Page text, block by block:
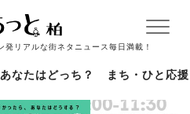
リアルな街ネタニュース毎日満載！
あなたはどっち？ まち・ひと応援